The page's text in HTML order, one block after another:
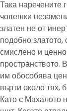
Така наречените
човешки
златен не от
подобно златото,
смислено и
пространството.
им обособява
върти около тях,
Като с Махалото